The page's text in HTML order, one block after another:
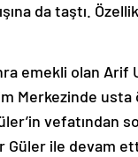
da taştı.
emekli olan Arif
Merkezinde
vefatından
Güler ile devam